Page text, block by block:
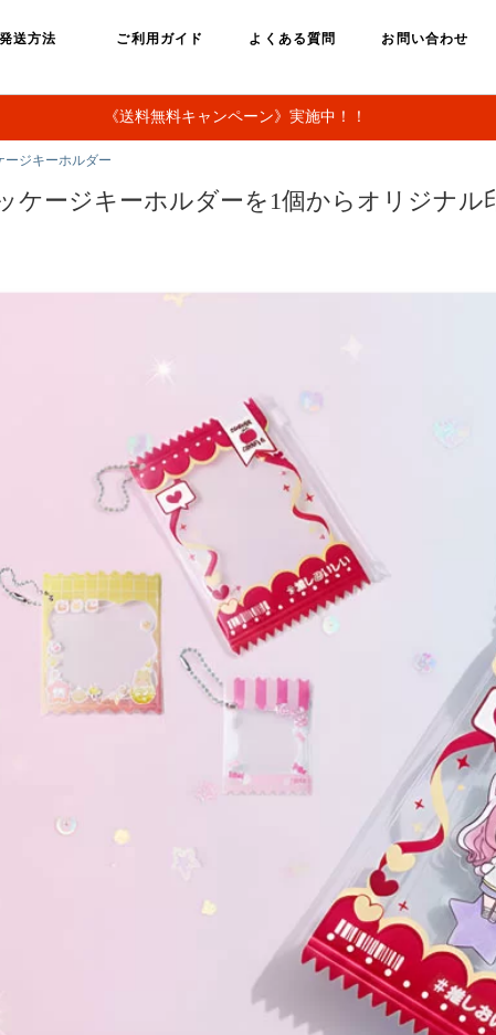
発送方法 ご利用ガイド よくある質問 お問い合わせ
《送料無料キャンペーン》実施中！！
ージキーホルダー
ケージキーホルダーを1個からオリジナル